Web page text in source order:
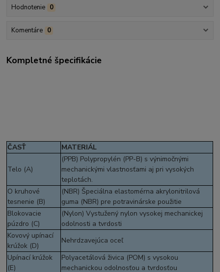
Hodnotenie 0
Komentáre 0
Kompletné špecifikácie
ČASŤ MATERIÁL
Telo (A)
(PPB) Polypropylén (PP-B) s výnimočnými
mechanickými vlastnosťami aj pri vysokých
teplotách.
O kruhové
tesnenie (B)
(NBR) Špeciálna elastomérna akrylonitrilová
guma (NBR) pre potravinárske použitie
Blokovacie
púzdro (C)
(Nylon) Vystužený nylon vysokej mechanickej
odolnosti a tvrdosti
Kovový upínací
krúžok (D)
Nehrdzavejúca oceľ
Upínací krúžok
(E)
Polyacetálová živica (POM) s vysokou
mechanickou odolnosťou a tvrdosťou